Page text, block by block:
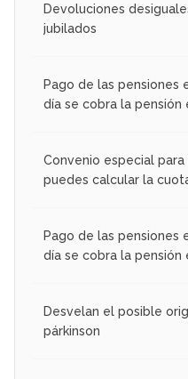
Devoluciones
jubilados
Pago de las pensiones
día se cobra la pensión
Convenio especial
puedes calcular la
Pago de las pensiones
día se cobra la pensión
Desvelan el posible
párkinson